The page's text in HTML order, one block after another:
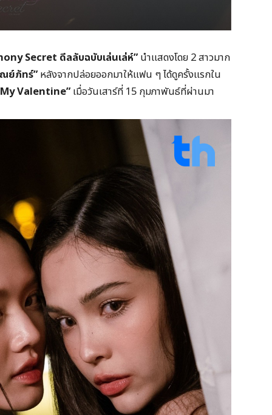
Secret ดีลลับฉบับเล่นเล่ห์” นำแสดงโดย 2 สาวมาก
ย์ภัทร์” หลังจากปล่อยออกมาให้แฟน ๆ ได้ดูครั้งแรกใน
Valentine” เมื่อวันเสาร์ที่ 15 กุมภาพันธ์ที่ผ่านมา